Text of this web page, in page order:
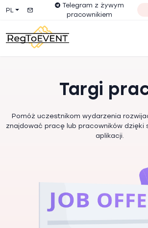
PL
Telegram z żywym
pracownikiem
Targi
Pomóż uczestnikom wydarzenia
znajdować pracę lub pracowników
aplikacji.